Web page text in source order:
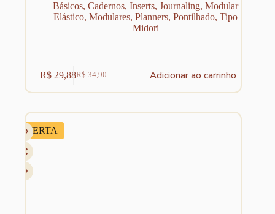
Básicos,Cadernos,Inserts,Journaling,Modular
Elástico,Modulares,Planners,Pontilhado,Tipo
Midori
R$34,90
O
preço
era:
R$ 29,88O
preço
é:
Adicionar ao carrinho
OFERTA